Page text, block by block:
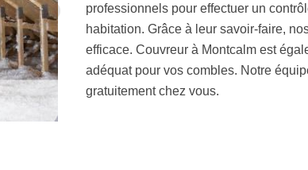
professionnels pour effectuer un
habitation. Grâce à leur savoir-faire,
efficace. Couvreur à Montcalm est
adéquat pour vos combles. Notre
gratuitement chez vous.